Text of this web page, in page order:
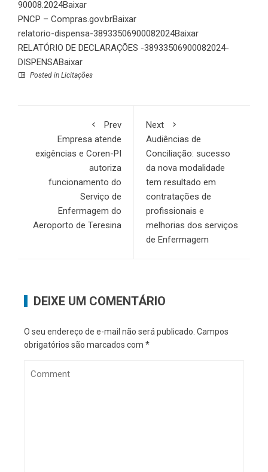
90008.2024Baixar
PNCP – Compras.gov.brBaixar
relatorio-dispensa-38933506900082024Baixar
RELATÓRIO DE DECLARAÇÕES -38933506900082024-
DISPENSABaixar
Posted in Licitações
Prev
Empresa atende
exigências e Coren-PI
autoriza
funcionamento do
Serviço de
Enfermagem do
Aeroporto de Teresina
Next
Audiências de
Conciliação: sucesso
da nova modalidade
tem resultado em
contratações de
profissionais e
melhorias dos serviços
de Enfermagem
DEIXE UM COMENTÁRIO
O seu endereço de e-mail não será publicado. Campos
obrigatórios são marcados com *